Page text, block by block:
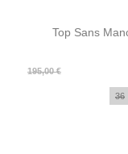
Top Sans
195,00 €
Prix
Prix
36